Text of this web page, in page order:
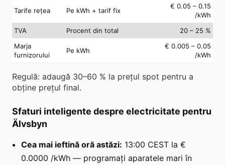
Tarife rețea Pe kWh + tarif fix
€ 0.05 – 0.15
/kWh
TVA
Procent din total
20 – 25 %
Marja
furnizorului
Pe kWh
€ 0.005 – 0.05
/kWh
Regulă: adaugă 30–60 % la prețul spot pentru a
obține prețul final.
Sfaturi inteligente despre electricitate pentru
Älvsbyn
Cea mai ieftină oră astăzi: 13:00 CEST la €
0.0000 /kWh — programați aparatele mari în